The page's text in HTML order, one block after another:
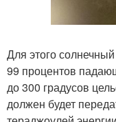
Для этого
99 процентов
до 300 градусов
должен будет